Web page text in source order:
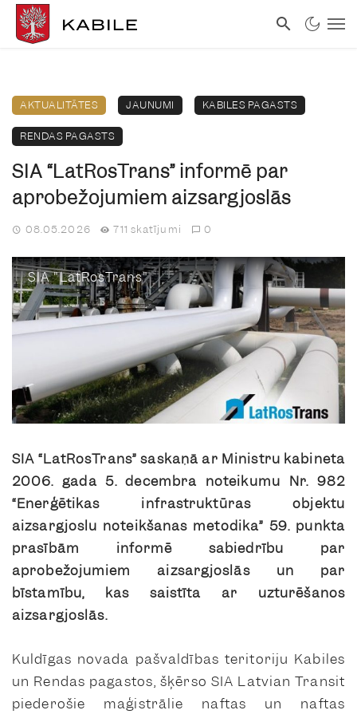
AKTUALITĀTES JAUNUMI KABILES PAGASTS
RENDAS PAGASTS
SIA “LatRosTrans” informē par
aprobežojumiem aizsargjoslās
08.05.2026 711 skatījumi 0
SIA "LatRosTrans"
SIA “LatRosTrans” saskaņā ar Ministru kabineta
2006. gada 5. decembra noteikumu Nr. 982
“Enerģētikas infrastruktūras objektu
aizsargjoslu noteikšanas metodika” 59. punkta
prasībām informē sabiedrību par
aprobežojumiem aizsargjoslās un par
bīstamību, kas saistīta ar uzturēšanos
aizsargjoslās.
Kuldīgas novada pašvaldības teritoriju Kabiles
un Rendas pagastos, šķērso SIA Latvian Transit
piederošie maģistrālie naftas un naftas